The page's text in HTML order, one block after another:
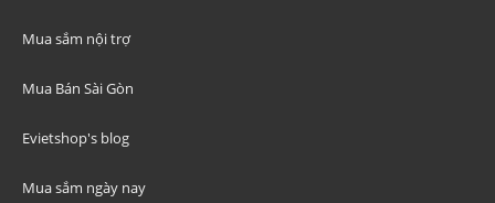
Mua sắm nội trợ
Mua Bán Sài Gòn
Evietshop's blog
Mua sắm ngày nay